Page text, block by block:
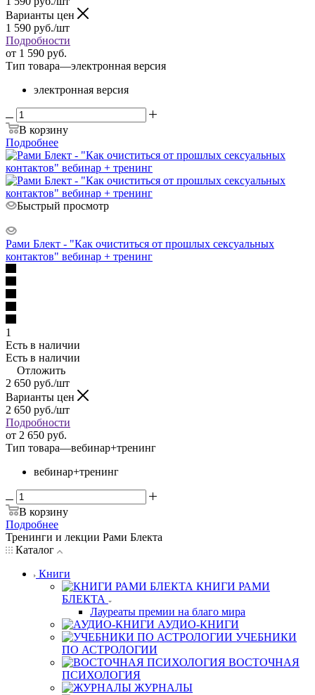
Варианты цен
1 590 руб./шт
Подробности
от 1 590 руб.
Тип товара—электронная версия
электронная версия
В корзину
Подробнее
Быстрый просмотр
Рами Блект - "Как очиститься от прошлых сексуальных
контактов" вебинар + тренинг
1
Есть в наличии
Есть в наличии
Отложить
2 650 руб./шт
Варианты цен
2 650 руб./шт
Подробности
от 2 650 руб.
Тип товара—вебинар+тренинг
вебинар+тренинг
В корзину
Подробнее
Тренинги и лекции Рами Блекта
Каталог
Книги
КНИГИ РАМИ
БЛЕКТА
Лауреаты премии на благо мира
АУДИО-КНИГИ
УЧЕБНИКИ
ПО АСТРОЛОГИИ
ВОСТОЧНАЯ
ПСИХОЛОГИЯ
ЖУРНАЛЫ